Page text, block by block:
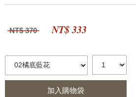
NT$ 370 NT$ 333
加入購物袋